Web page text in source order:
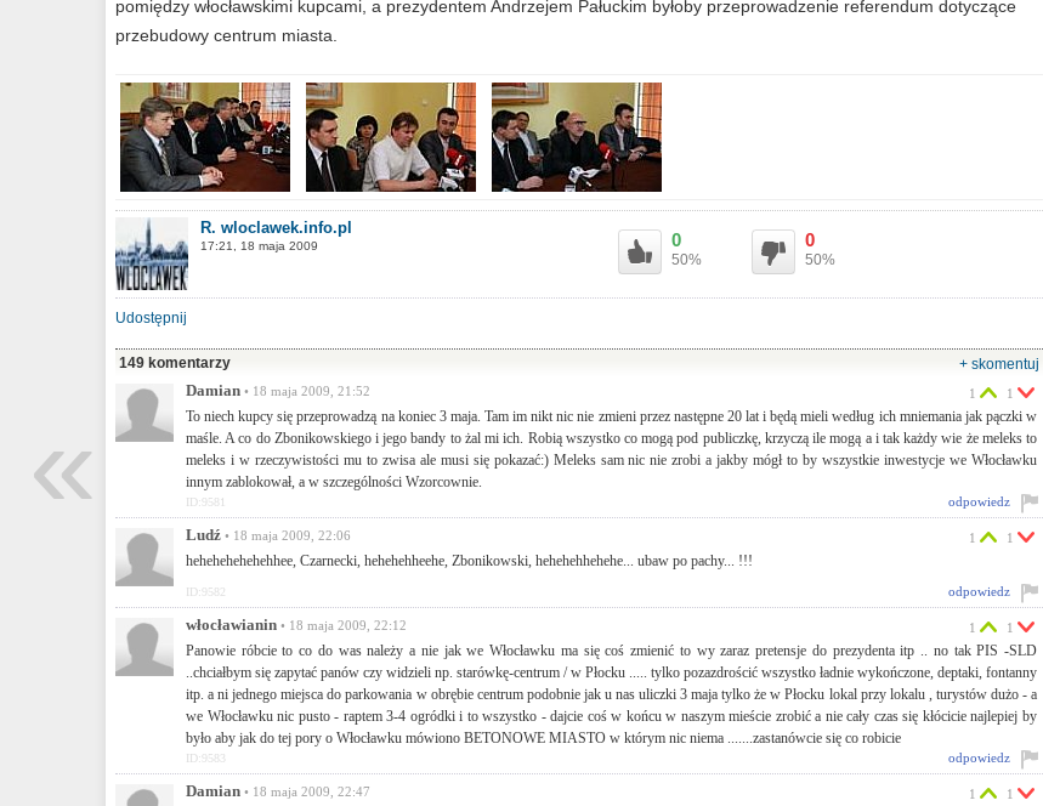
pomiędzy włocławskimi kupcami, a prezydentem Andrzejem Pałuckim byłoby przeprowadzenie referendum dotyczące
przebudowy centrum miasta.
R. wloclawek.info.pl
17:21, 18 maja 2009 0
50%
0
50%
Udostępnij
149 komentarzy
+ skomentuj
Damian • 18 maja 2009, 21:52
To niech kupcy się przeprowadzą na koniec 3 maja. Tam im nikt nic nie zmieni przez następne 20 lat i będą mieli według ich mniemania jak pączki w
maśle. A co do Zbonikowskiego i jego bandy to żal mi ich. Robią wszystko co mogą pod publiczkę, krzyczą ile mogą a i tak każdy wie że meleks to
meleks i w rzeczywistości mu to zwisa ale musi się pokazać:) Meleks sam nic nie zrobi a jakby mógł to by wszystkie inwestycje we Włocławku
innym zablokował, a w szczególności Wzorcownie.
1 1
odpowiedz
ID:9581
Ludź • 18 maja 2009, 22:06
hehehehehehehhee, Czarnecki, hehehehheehe, Zbonikowski, hehehehhehehe... ubaw po pachy... !!!
1 1
odpowiedz
ID:9582
włocławianin • 18 maja 2009, 22:12
Panowie róbcie to co do was należy a nie jak we Włocławku ma się coś zmienić to wy zaraz pretensje do prezydenta itp .. no tak PIS -SLD
..chciałbym się zapytać panów czy widzieli np. starówkę-centrum / w Płocku ..... tylko pozazdrościć wszystko ładnie wykończone, deptaki, fontanny
itp. a ni jednego miejsca do parkowania w obrębie centrum podobnie jak u nas uliczki 3 maja tylko że w Płocku lokal przy lokalu , turystów dużo - a
we Włocławku nic pusto - raptem 3-4 ogródki i to wszystko - dajcie coś w końcu w naszym mieście zrobić a nie cały czas się kłócicie najlepiej by
było aby jak do tej pory o Włocławku mówiono BETONOWE MIASTO w którym nic niema .......zastanówcie się co robicie
1 1
odpowiedz
ID:9583
Damian • 18 maja 2009, 22:47 1 1
«